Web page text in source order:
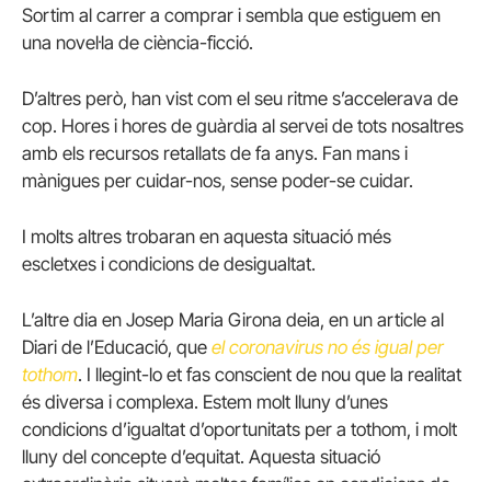
Sortim al carrer a comprar i sembla que estiguem en
una novel·la de ciència-ficció.
D’altres però, han vist com el seu ritme s’accelerava de
cop. Hores i hores de guàrdia al servei de tots nosaltres
amb els recursos retallats de fa anys. Fan mans i
mànigues per cuidar-nos, sense poder-se cuidar.
I molts altres trobaran en aquesta situació més
escletxes i condicions de desigualtat.
L’altre dia en Josep Maria Girona deia, en un article al
Diari de l’Educació, que el coronavirus no és igual per
tothom. I llegint-lo et fas conscient de nou que la realitat
és diversa i complexa. Estem molt lluny d’unes
condicions d’igualtat d’oportunitats per a tothom, i molt
lluny del concepte d’equitat. Aquesta situació